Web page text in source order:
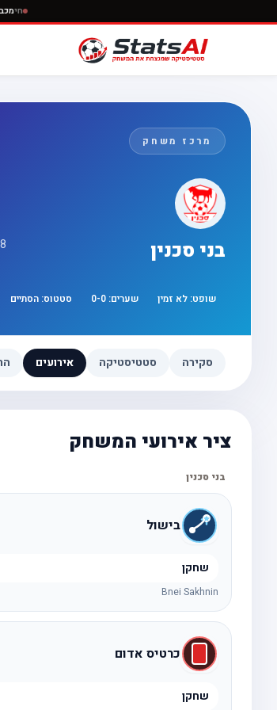
מרכז משחק
בני סכנין
28
שופט: לא זמין שערים: 0-0 סטטוס: הסתיים
סקירה סטטיסטיקה אירועים
ציר אירועי המשחק
בני סכנין
בישול
שחקן
Bnei Sakhnin
כרטיס אדום
שחקן